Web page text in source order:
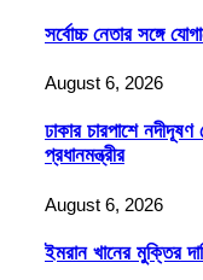
সর্বোচ্চ নেতার সঙ্গে
August 6, 2026
ঢাকার চারপাশে নদীদূষণ
প্রধানমন্ত্রীর
August 6, 2026
ইমরান খানের মুক্তির